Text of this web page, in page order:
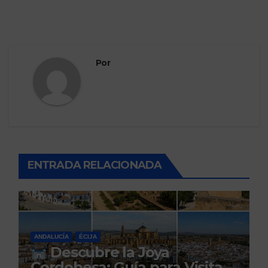
Por
ENTRADA RELACIONADA
ANDALUCÍA ÉCIJA
Descubre la Joya